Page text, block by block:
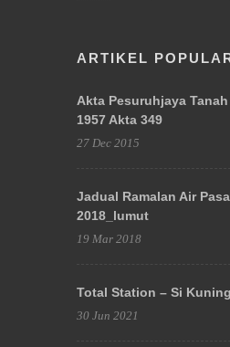
ARTIKEL
Akta Pesuruhjaya
1957 Akta 349
27 Dec 2015
Jadual Ramalan Air
2018_lumut
19 Mar 2018
Total Station – Si
30 Jun 2021